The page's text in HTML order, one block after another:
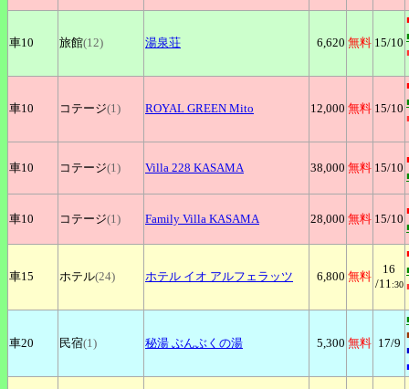
車10 旅館(12) 湯泉荘 6,620 無料 15/10
車10 コテージ(1) ROYAL GREEN Mito 12,000 無料 15/10
車10 コテージ(1) Villa 228 KASAMA 38,000 無料 15/10
車10 コテージ(1) Family Villa KASAMA 28,000 無料 15/10
車15 ホテル(24) ホテル イオ アルフェラッツ 6,800 無料
16
/11:30
車20 民宿(1) 秘湯 ぶんぶくの湯 5,300 無料 17/9